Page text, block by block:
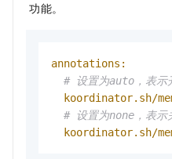
功能。
annotations:
# 设置为auto，表示
koordinator.sh/
# 设置为none，表示
koordinator.sh/